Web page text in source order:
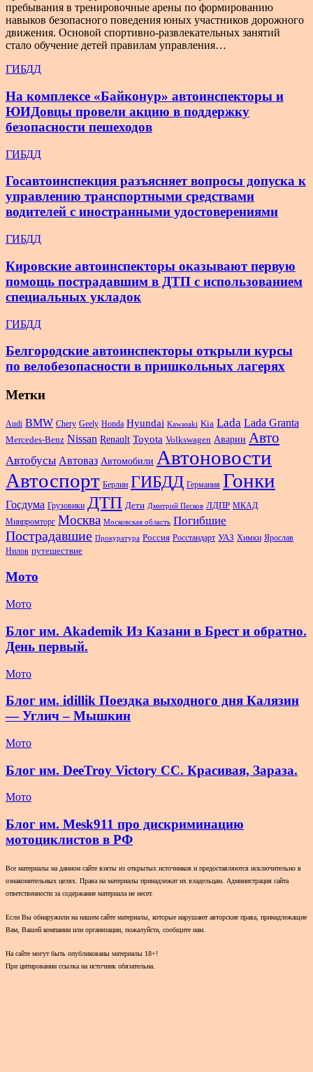
пребывания в тренировочные арены по формированию
навыков безопасного поведения юных участников дорожного
движения. Основой спортивно-развлекательных занятий
стало обучение детей правилам управления…
ГИБДД
На комплексе «Байконур» автоинспекторы и
ЮИДовцы провели акцию в поддержку
безопасности пешеходов
ГИБДД
Госавтоинспекция разъясняет вопросы допуска к
управлению транспортными средствами
водителей с иностранными удостоверениями
ГИБДД
Кировские автоинспекторы оказывают первую
помощь пострадавшим в ДТП с использованием
специальных укладок
ГИБДД
Белгородские автоинспекторы открыли курсы
по велобезопасности в пришкольных лагерях
Метки
Audi BMW Chery Geely Honda Hyundai Kawasaki Kia Lada Lada Granta
Mercedes-Benz Nissan Renault Toyota Volkswagen Аварии Авто
Автобусы Автоваз Автомобили Автоновости
Автоспорт Берлин ГИБДД Германия Гонки
Госдума Грузовики ДТП Дети Дмитрий Песков ЛДПР МКАД
Минпромторг Москва Московская область Погибшие
Пострадавшие Прокуратура Россия Росстандарт УАЗ Химки Ярослав
Нилов путешествие
Мото
Мото
Блог им. Akademik Из Казани в Брест и обратно.
День первый.
Мото
Блог им. idillik Поездка выходного дня Калязин
— Углич – Мышкин
Мото
Блог им. DeeTroy Victory CC. Красивая, Зараза.
Мото
Блог им. Mesk911 про дискриминацию
мотоциклистов в РФ
Все материалы на данном сайте взяты из открытых источников и предоставляются исключительно в
ознакомительных целях. Права на материалы принадлежат их владельцам. Администрация сайта
ответственности за содержание материала не несет.
Если Вы обнаружили на нашем сайте материалы, которые нарушают авторские права, принадлежащие
Вам, Вашей компании или организации, пожалуйста, сообщите нам.
На сайте могут быть опубликованы материалы 18+!
При цитировании ссылка на источник обязательна.